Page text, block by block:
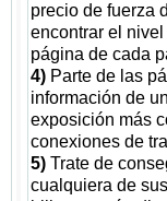
precio de fuerza
encontrar el
página de cada
4) Parte de las
información de
exposición más
conexiones de
5) Trate de
cualquiera de